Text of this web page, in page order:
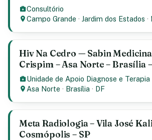
Consultório
Campo Grande ·Jardim dos Estados ·
Hiv Na Cedro — Sabin
Crispim – Asa Norte – Brasília
Unidade de Apoio Diagnose e Terapia
Asa Norte · Brasília · DF
Meta Radiologia – Vila José
Cosmópolis – SP